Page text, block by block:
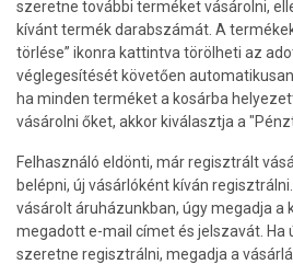
szeretne további terméket vásárolni,
kívánt termék darabszámát. A
törlése” ikonra kattintva törölheti az
véglegesítését követően
ha minden terméket a kosárba
vásárolni őket, akkor kiválasztja a
Felhasználó eldönti, már regisztrált
belépni, új vásárlóként kíván
vásárolt áruházunkban, úgy megadja a
megadott e-mail címet és jelszavát. Ha
szeretne regisztrálni, megadja a